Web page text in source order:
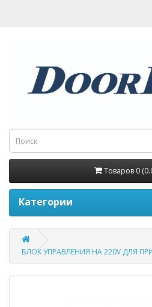
Товаров 0
Категории
БЛОК УПРАВЛЕНИЯ НА 220V ДЛЯ